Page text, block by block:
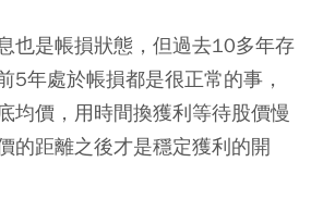
也是帳損狀態，但過去10多年存
5年處於帳損都是很正常的事，
均價，用時間換獲利等待股價慢
的距離之後才是穩定獲利的開